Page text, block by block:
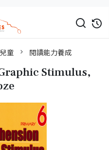
兒童 閱讀能力養成
Stimulus,